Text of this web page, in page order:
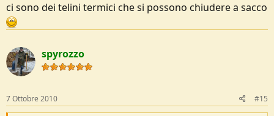
ci sono dei telini termici che si possono chiudere a sacco
spyrozzo
7 Ottobre 2010 #15